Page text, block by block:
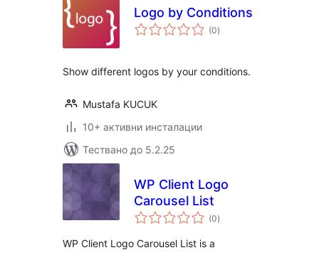
Logo by Conditions
(0общо
оценки
)
Show different logos by your conditions.
Mustafa KUCUK
10+ активни инсталации
Тествано до 5.2.25
WP Client Logo
Carousel List
(0общо
оценки
)
WP Client Logo Carousel List is a